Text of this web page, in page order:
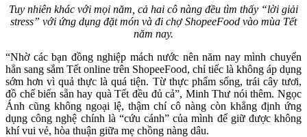
Tuy nhiên khác với mọi năm, cả hai cô nàng đều tìm thấy “lời giải
stress” với ứng dụng đặt món và đi chợ ShopeeFood vào mùa Tết
năm nay.
“Nhờ các bạn đồng nghiệp mách nước nên năm nay mình chuyển
hẳn sang sắm Tết online trên ShopeeFood, chỉ tiếc là không áp dụng
sớm hơn vì quả thực là quá tiện. Từ thực phẩm sống, trái cây tươi,
đồ chế biến sẵn hay quà Tết đều đủ cả”, Minh Thư nói thêm. Ngọc
Ánh cũng không ngoại lệ, thậm chí cô nàng còn khẳng định ứng
dụng công nghệ chính là “cứu cánh” của mình để giữ được không
khí vui vẻ, hòa thuận giữa mẹ chồng nàng dâu.